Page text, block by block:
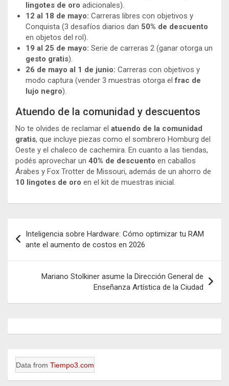
lingotes de oro adicionales).
12 al 18 de mayo: Carreras libres con objetivos y
Conquista (3 desafíos diarios dan 50% de descuento
en objetos del rol).
19 al 25 de mayo: Serie de carreras 2 (ganar otorga un
gesto gratis).
26 de mayo al 1 de junio: Carreras con objetivos y
modo captura (vender 3 muestras otorga elfrac de
lujo negro).
Atuendo de la comunidad y descuentos
No te olvides de reclamar el atuendo de la comunidad
gratis, que incluye piezas como el sombrero Homburg del
Oeste y el chaleco de cachemira. En cuanto a las tiendas,
podés aprovechar un 40% de descuento en caballos
Árabes y Fox Trotter de Missouri, además de un ahorro de
10 lingotes de oro en el kit de muestras inicial.
de
entradas
Inteligencia sobre Hardware: Cómo optimizar tu RAM
ante el aumento de costos en 2026
Mariano Stolkiner asume la Dirección General de
Enseñanza Artística de la Ciudad
Data from Tiempo3.com